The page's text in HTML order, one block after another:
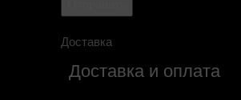
Доставка
Доставка и оплата